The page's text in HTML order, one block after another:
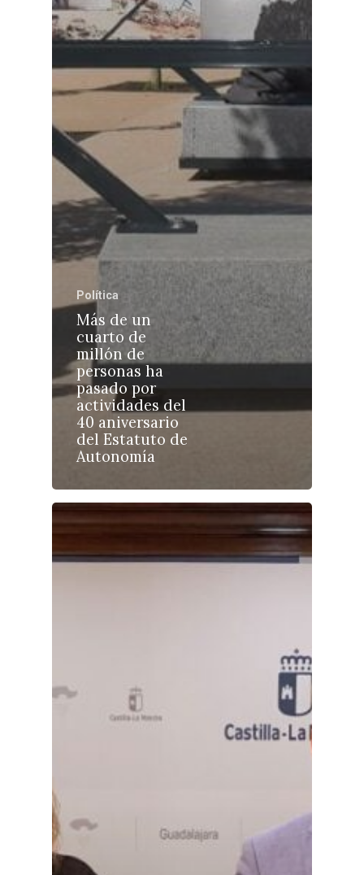
Política
Más de un
cuarto de
millón de
personas ha
pasado por
actividades del
40 aniversario
del Estatuto de
Autonomía
Castilla-La
Toledo
Ciudad Real
Cuenca
Sanidad
Economía
Sucesos
Medio Ambiente
Planeta Rural